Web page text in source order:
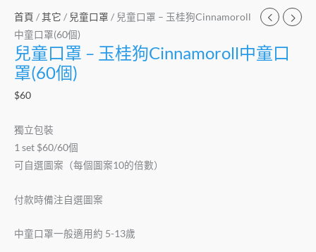
首頁 /其它 / 兒童口罩 / 兒童口罩 – 玉桂狗Cinnamoroll
中童口罩(60個)
兒童口罩 – 玉桂狗Cinnamoroll中童口
罩(60個)
$60
獨立包裝
1 set $60/60個
可自選圖案（每個圖案10的倍數）
付款時備注自選圖案
中童口罩一般適用約 5-13歲